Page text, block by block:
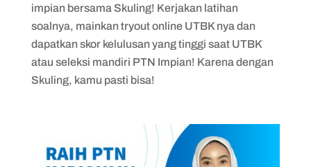
impian bersama Skuling! Kerjakan latihan
soalnya, mainkan tryout online UTBK nya dan
dapatkan skor kelulusan yang tinggi saat UTBK
atau seleksi mandiri PTN Impian! Karena dengan
Skuling, kamu pasti bisa!